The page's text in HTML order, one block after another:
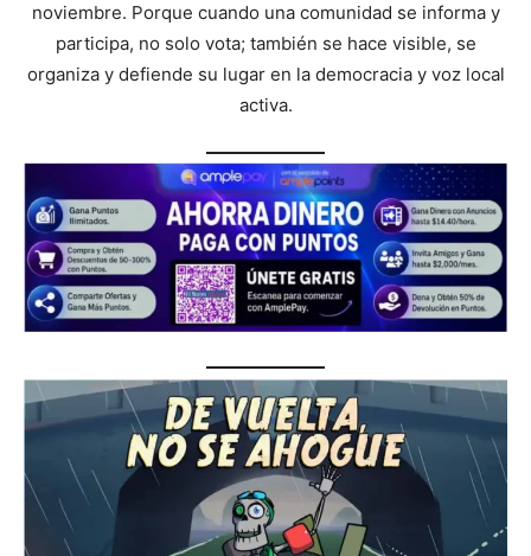
noviembre. Porque cuando una comunidad se informa y
participa, no solo vota; también se hace visible, se
organiza y defiende su lugar en la democracia y voz local
activa.